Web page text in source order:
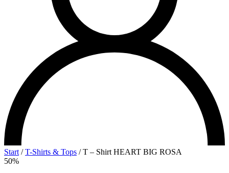
Start /T-Shirts & Tops /T – Shirt HEART BIG ROSA
50%